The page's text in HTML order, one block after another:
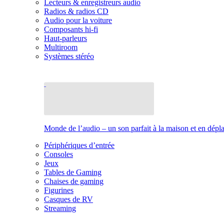
Lecteurs & enregistreurs audio
Radios & radios CD
Audio pour la voiture
Composants hi-fi
Haut-parleurs
Multiroom
Systèmes stéréo
Monde de l’audio – un son parfait à la maison et en
Périphériques d’entrée
Consoles
Jeux
Tables de Gaming
Chaises de gaming
Figurines
Casques de RV
Streaming